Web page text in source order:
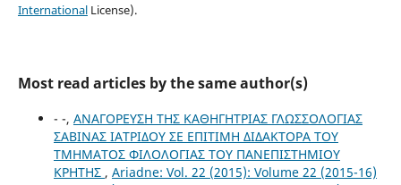
InternationalLicense).
Most read articles by the same author(s)
- -, ΑΝΑΓΟΡΕΥΣΗ ΤΗΣ ΚΑΘΗΓΗΤΡΙΑΣ ΓΛΩΣΣΟΛΟΓΙΑΣ
ΣΑΒΙΝΑΣ ΙΑΤΡΙΔΟΥ ΣΕ ΕΠΙΤΙΜΗ ΔΙΔΑΚΤΟΡΑ ΤΟΥ
ΤΜΗΜΑΤΟΣ ΦΙΛΟΛΟΓΙΑΣ ΤΟΥ ΠΑΝΕΠΙΣΤΗΜΙΟΥ
ΚΡΗΤΗΣ , Ariadne: Vol. 22 (2015): Volume 22 (2015-16)